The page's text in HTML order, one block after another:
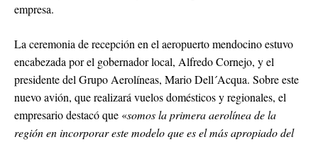
empresa.
La ceremonia de recepción en el aeropuerto mendocino estuvo
encabezada por el gobernador local, Alfredo Cornejo, y el
presidente del Grupo Aerolíneas, Mario Dell´Acqua. Sobre este
nuevo avión, que realizará vuelos domésticos y regionales, el
empresario destacó que «somos la primera aerolínea de la
región en incorporar este modelo que es el más apropiado del